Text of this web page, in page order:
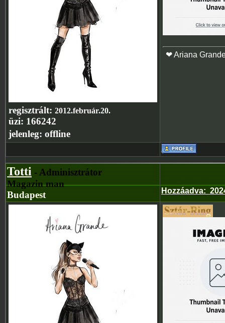
regisztrált: 2012.február.20.
üzi: 166242
jelenleg: offline
❤ Ariana
Totti- Adminisztrátor
Magazin man
Budapest
Hozzáadva: